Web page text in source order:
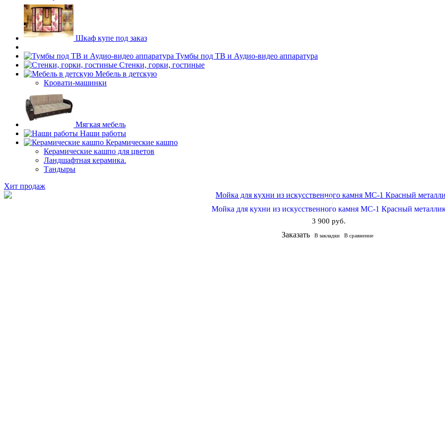
Шкаф купе под заказ
Тумбы под ТВ и Аудио-видео аппаратура
Стенки, горки, гостиные
Мебель в детскую
Кровати-машинки
Мягкая мебель
Наши работы
Керамические кашпо
Керамические кашпо для цветов
Ландшафтная керамика.
Тандыры
Хит продаж
Мойка для кухни из искусственного камня МС-1 Красный
3 900 руб.
Заказать В закладки В сравнение